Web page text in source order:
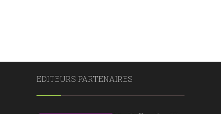
EDITEURS PARTENAIRES